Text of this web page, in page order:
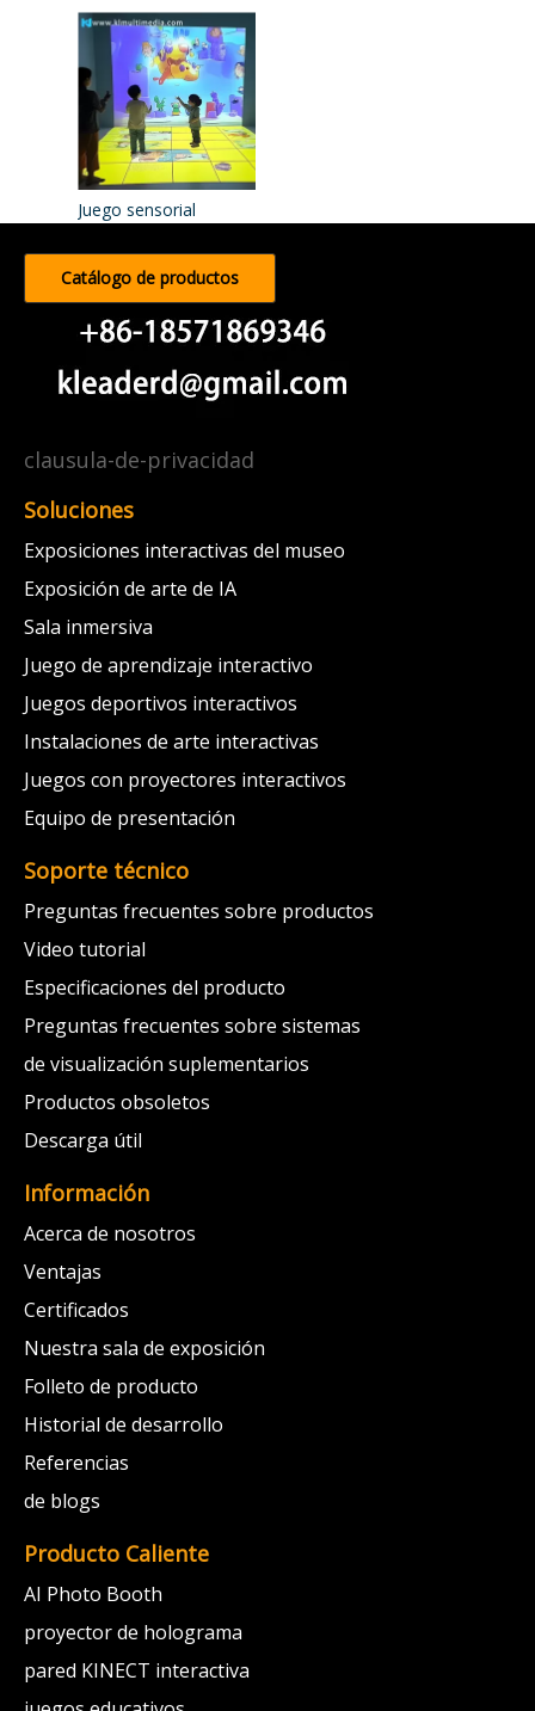
Juego sensorial
Catálogo de productos
clausula-de-privacidad
Soluciones
Exposiciones interactivas del museo
Exposición de arte de IA
Sala inmersiva
Juego de aprendizaje interactivo
Juegos deportivos interactivos
Instalaciones de arte interactivas
Juegos con proyectores interactivos
Equipo de presentación
Soporte técnico
Preguntas frecuentes sobre productos
Video tutorial
Especificaciones del producto
Preguntas frecuentes sobre sistemas
de visualización suplementarios
Productos obsoletos
Descarga útil
Información
Acerca de nosotros
Ventajas
Certificados
Nuestra sala de exposición
Folleto de producto
Historial de desarrollo
Referencias
de blogs
Producto Caliente
AI Photo Booth
proyector de holograma
pared KINECT interactiva